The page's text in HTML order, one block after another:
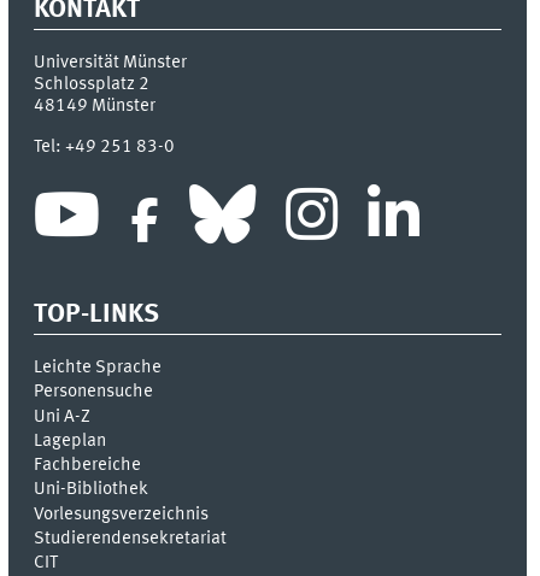
KONTAKT
Universität Münster
Schlossplatz 2
48149 Münster
Tel:+49 251 83-0
TOP-LINKS
Leichte Sprache
Personensuche
Uni A-Z
Lageplan
Fachbereiche
Uni-Bi­bli­o­thek
Vor­le­sungs­ver­zeich­nis
Stu­die­ren­den­se­kre­ta­ri­at
CIT